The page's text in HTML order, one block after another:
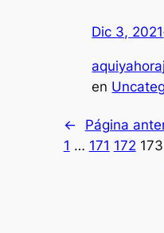
Dic 3, 2021
en
←
Página
1 … 171 172 173